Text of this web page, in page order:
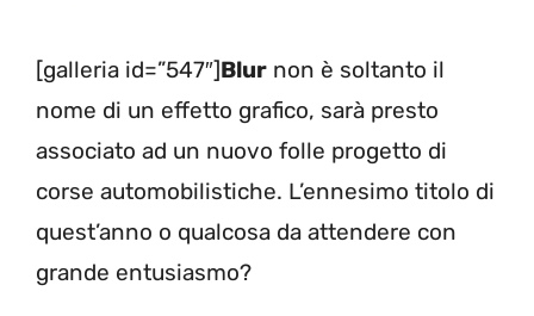
[galleria id=”547″]Blur non è soltanto il
nome di un effetto grafico, sarà presto
associato ad un nuovo folle progetto di
corse automobilistiche. L’ennesimo titolo di
quest’anno o qualcosa da attendere con
grande entusiasmo?